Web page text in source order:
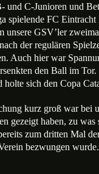
und C-Junioren und
spielende FC Eintracht
unsere GSV’ler
der regulären
Auch hier war
den Ball im
holte sich den Copa
kurz groß war bei
gezeigt haben, zu
zum dritten Mal
bezwungen wurde.